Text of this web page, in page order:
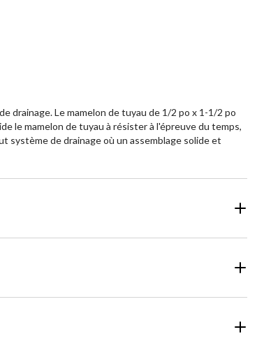
drainage. Le mamelon de tuyau de 1/2 po x 1-1/2 po
le mamelon de tuyau à résister à l'épreuve du temps,
système de drainage où un assemblage solide et